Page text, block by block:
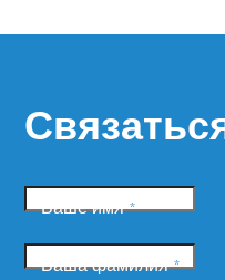
Ваше имя*
Ваша фамилия*